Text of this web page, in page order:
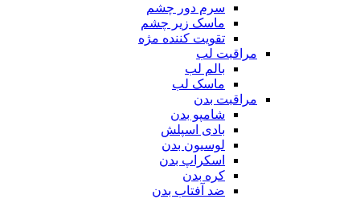
سرم دور چشم
ماسک زیر چشم
تقویت کننده مژه
مراقبت لب
بالم لب
ماسک لب
مراقبت بدن
شامپو بدن
بادی اسپلش
لوسیون بدن
اسکراپ بدن
کره بدن
ضد آفتاب بدن